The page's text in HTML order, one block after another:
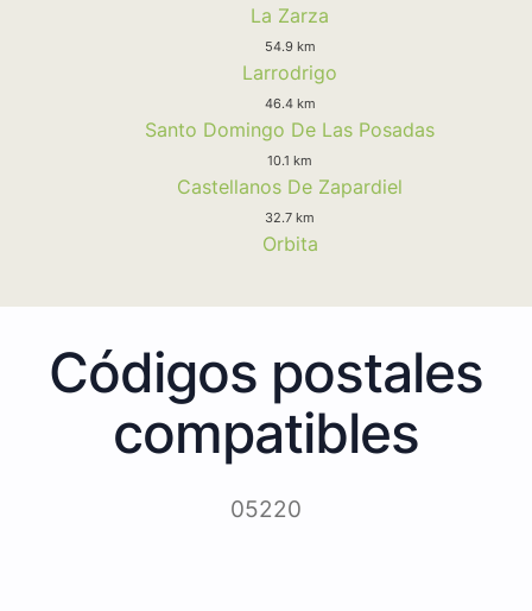
La Zarza
54.9 km
Larrodrigo
46.4 km
Santo Domingo De Las Posadas
10.1 km
Castellanos De Zapardiel
32.7 km
Orbita
Códigos postales
compatibles
05220